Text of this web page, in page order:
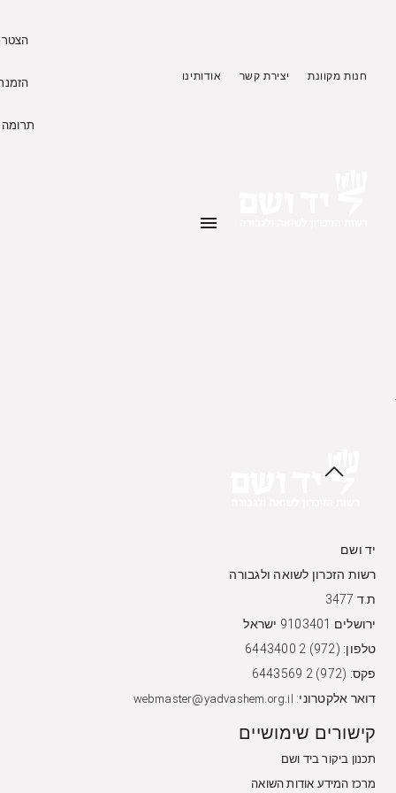
חנות מקוונת יצירת קשר אודותינו
תרומה
menu
יד ושם
רשות הזכרון לשואה ולגבורה
ת.ד 3477
ירושלים 9103401 ישראל
טלפון: (972) 2 6443400
פקס: (972) 2 6443569
דואר אלקטרוני: webmaster@yadvashem.org.il
קישורים שימושיים
תכנון ביקור ביד ושם
מרכז המידע אודות השואה